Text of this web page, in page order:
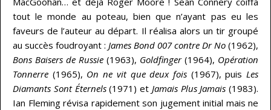
tout le monde au poteau, bien que n’ayant pas eu les
faveurs de l’auteur au départ. Il réalisa alors un tir groupé
au succès foudroyant : James Bond 007 contre Dr No (1962),
Bons Baisers de Russie (1963), Goldfinger(1964), Opération
Tonnerre (1965), On ne vit que deux fois(1967), puis Les
Diamants Sont Éternels(1971) et Jamais Plus Jamais (1983).
Ian Fleming révisa rapidement son jugement initial mais ne